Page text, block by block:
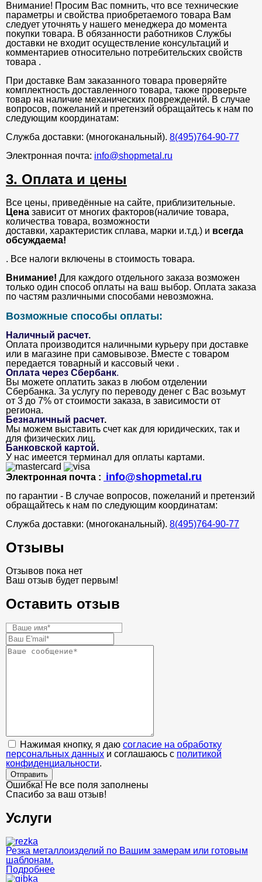
Внимание! Просим Вас помнить, что все технические
параметры и свойства приобретаемого товара Вам
следует уточнять у нашего менеджера до момента
покупки товара. В обязанности работников Службы
доставки не входит осуществление консультаций и
комментариев относительно потребительских свойств
товара .
При доставке Вам заказанного товара проверяйте
комплектность доставленного товара, также проверьте
товар на наличие механических повреждений. В случае
вопросов, пожеланий и претензий обращайтесь к нам по
следующим координатам:
Служба доставки: (многоканальный). 8(495)764-90-77
Электронная почта: info@shopmetal.ru
3. Оплата и цены
Все цены, приведённые на сайте, приблизительные.
Цена зависит от многих факторов(наличие товара,
количества товара, возможности
доставки, характеристик сплава, марки и.т.д.) и всегда
обсуждаема!
. Все налоги включены в стоимость товара.
Внимание! Для каждого отдельного заказа возможен
только один способ оплаты на ваш выбор. Оплата заказа
по частям различными способами невозможна.
Возможные способы оплаты:
Наличный расчет.
Оплата производится наличными курьеру при доставке
или в магазине при самовывозе. Вместе с товаром
передается товарный и кассовый чеки .
Оплата через Сбербанк.
Вы можете оплатить заказ в любом отделении
Сбербанка. За услугу по переводу денег с Вас возьмут
от 3 до 7% от стоимости заказа, в зависимости от
региона.
Безналичный расчет.
Мы можем выставить счет как для юридических, так и
для физических лиц.
Банковской картой.
У нас имеется терминал для оплаты картами.
Электронная почта : info@shopmetal.ru
по гарантии - В случае вопросов, пожеланий и претензий
обращайтесь к нам по следующим координатам:
Служба доставки: (многоканальный). 8(495)764-90-77
Отзывы
Отзывов пока нет
Ваш отзыв будет первым!
Оставить отзыв
Нажимая кнопку, я даю согласие на обработку
персональных данных и соглашаюсь с политикой
конфиденциальности.
Отправить
Ошибка! Не все поля заполнены
Спасибо за ваш отзыв!
Услуги
Резка металлоизделий по Вашим замерам или готовым
шаблонам.
Подробнее